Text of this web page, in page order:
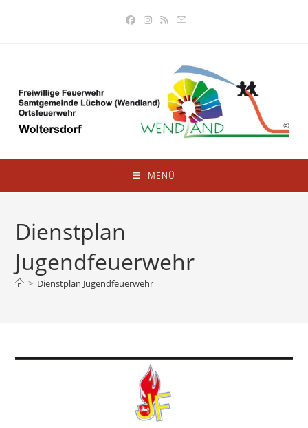
MENÜ
Dienstplan
Jugendfeuerwehr
> Dienstplan Jugendfeuerwehr